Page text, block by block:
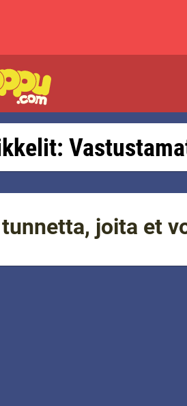
joita et